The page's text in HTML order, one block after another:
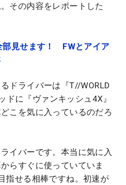
その内容をレポートした
部見せます！ FWとアイア
ドライバーは『T//WORLD
ドに『ヴァンキッシュ4X』
こを気に入っているのだろ
イバーです。本当に気に入
らすぐに使っていていま
指せる相棒ですね。初速が